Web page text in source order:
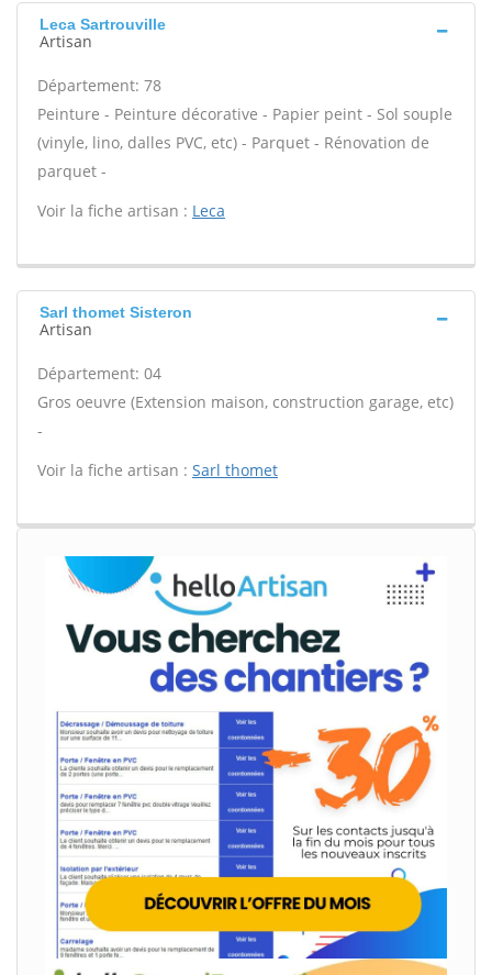
Leca Sartrouville
Artisan
Département: 78
Peinture - Peinture décorative - Papier peint - Sol souple
(vinyle, lino, dalles PVC, etc) - Parquet - Rénovation de
parquet -
Voir la fiche artisan : Leca
Sarl thomet Sisteron
Artisan
Département: 04
Gros oeuvre (Extension maison, construction garage, etc)
-
Voir la fiche artisan : Sarl thomet